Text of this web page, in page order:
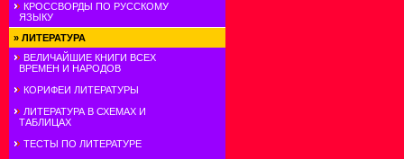
КРОССВОРДЫ ПО РУССКОМУ
ЯЗЫКУ
» ЛИТЕРАТУРА
ВЕЛИЧАЙШИЕ КНИГИ ВСЕХ
ВРЕМЕН И НАРОДОВ
КОРИФЕИ ЛИТЕРАТУРЫ
ЛИТЕРАТУРА В СХЕМАХ И
ТАБЛИЦАХ
ТЕСТЫ ПО ЛИТЕРАТУРЕ